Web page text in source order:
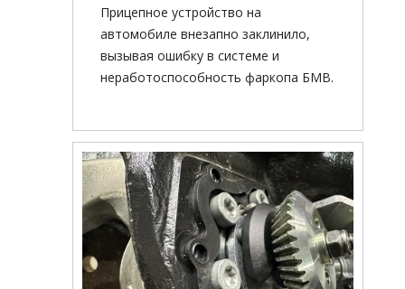
Прицепное устройство на
автомобиле внезапно заклинило,
вызывая ошибку в системе и
неработоспособность фаркопа БМВ.